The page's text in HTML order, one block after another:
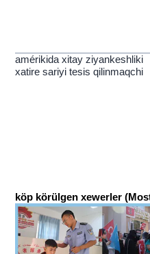
amérikida xitay ziyankeshliki
xatire sariyi tesis qilinmaqchi
köp körülgen xewerler